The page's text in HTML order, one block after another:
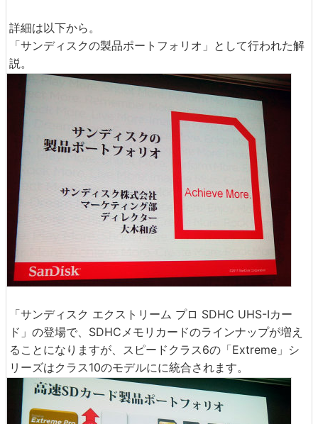
詳細は以下から。
「サンディスクの製品ポートフォリオ」として行われた解
説。
「サンディスク エクストリーム プロ SDHC UHS-Iカー
ド」の登場で、SDHCメモリカードのラインナップが増え
ることになりますが、スピードクラス6の「Extreme」シ
リーズはクラス10のモデルにに統合されます。